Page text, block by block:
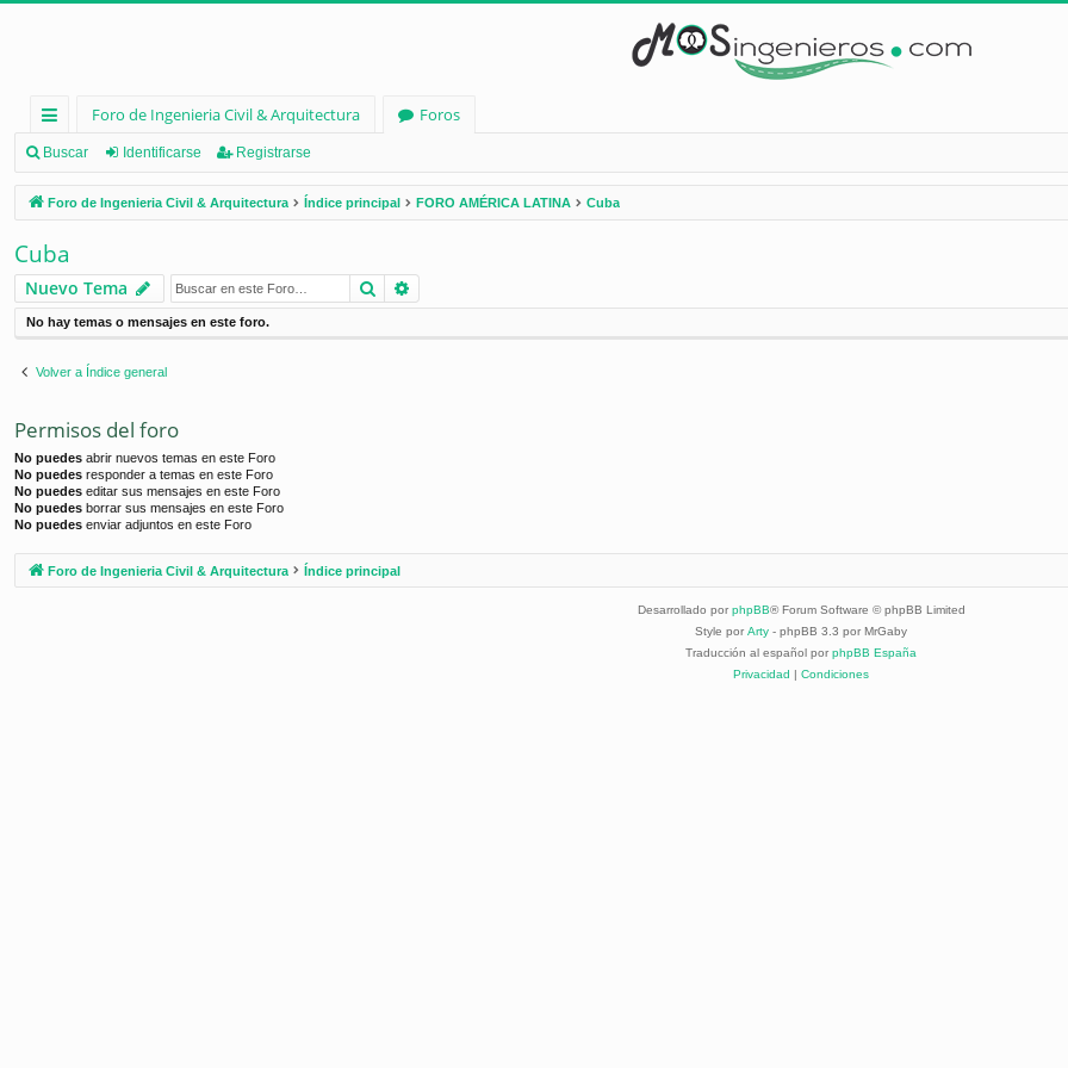
nl
ac
es
rá
pi
d
os
Foro de Ingenieria Civil & Arquitectura
Foros
Buscar Identificarse Registrarse
Foro de Ingenieria Civil & Arquitectura Índice principal FORO AMÉRICA LATINA Cuba
Cuba
Nuevo Tema Buscar
No hay temas o mensajes en este foro.
Volver a Índice general
Permisos del foro
No puedes abrir nuevos temas en este Foro
No puedes responder a temas en este Foro
No puedes editar sus mensajes en este Foro
No puedes borrar sus mensajes en este Foro
No puedes enviar adjuntos en este Foro
Foro de Ingenieria Civil & Arquitectura Índice principal
Desarrollado por phpBB® Forum Software © phpBB Limited
Style por Arty - phpBB 3.3 por MrGaby
Traducción al español por phpBB España
Privacidad | Condiciones